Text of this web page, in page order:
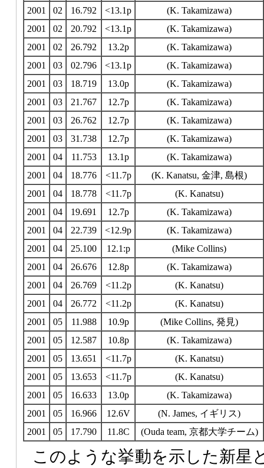
2001
02 16.792 <13.1p
(K. Takamizawa)
2001
02 20.792 <13.1p
(K. Takamizawa)
2001
02 26.792 13.2p
(K. Takamizawa)
2001
03 02.796 <13.1p
(K. Takamizawa)
2001
03 18.719 13.0p
(K. Takamizawa)
2001
03 21.767 12.7p
(K. Takamizawa)
2001
03 26.762 12.7p
(K. Takamizawa)
2001
03 31.738 12.7p
(K. Takamizawa)
2001
04 11.753 13.1p
(K. Takamizawa)
2001
04 18.776 <11.7p
(K. Kanatsu, 金津, 島根)
2001
04 18.778 <11.7p
(K. Kanatsu)
2001
04 19.691 12.7p
(K. Takamizawa)
2001
04 22.739 <12.9p
(K. Takamizawa)
2001
04 25.100 12.1:p
(Mike Collins)
2001
04 26.676 12.8p
(K. Takamizawa)
2001
04 26.769 <11.2p
(K. Kanatsu)
2001
04 26.772 <11.2p
(K. Kanatsu)
2001
05 11.988 10.9p
(Mike Collins, 発見)
2001
05 12.587 10.8p
(K. Takamizawa)
2001
05 13.651 <11.7p
(K. Kanatsu)
2001
05 13.653 <11.7p
(K. Kanatsu)
2001
05 16.633 13.0p
(K. Takamizawa)
2001
05 16.966 12.6V
(N. James, イギリス)
2001
05 17.790 11.8C (Ouda team, 京都大学チーム)
このような挙動を示した新星